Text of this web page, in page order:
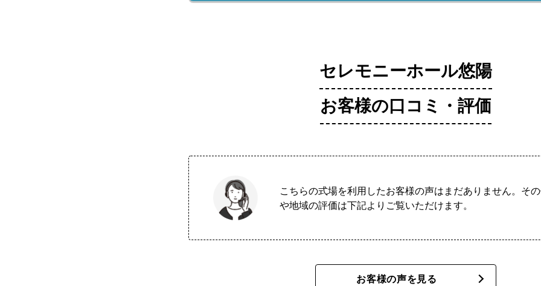
セレモニーホール悠陽
お客様の口コミ・評価
こちらの式場を利用したお客様の声はまだありません。そ
や地域の評価は下記よりご覧いただけます。
お客様の声を見る